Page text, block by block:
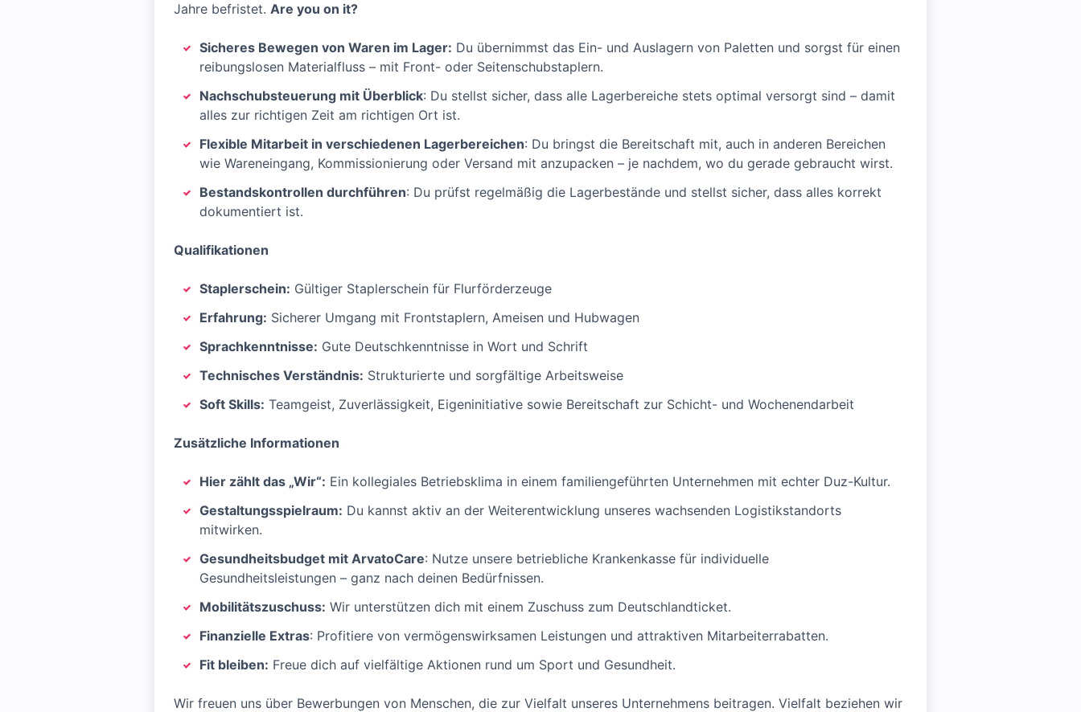
Jahre befristet. Are you on it?
Sicheres Bewegen von Waren im Lager: Du übernimmst das Ein- und Auslagern von Paletten und sorgst für einen
reibungslosen Materialfluss – mit Front- oder Seitenschubstaplern.
Nachschubsteuerung mit Überblick: Du stellst sicher, dass alle Lagerbereiche stets optimal versorgt sind – damit
alles zur richtigen Zeit am richtigen Ort ist.
Flexible Mitarbeit in verschiedenen Lagerbereichen: Du bringst die Bereitschaft mit, auch in anderen Bereichen
wie Wareneingang, Kommissionierung oder Versand mit anzupacken – je nachdem, wo du gerade gebraucht wirst.
Bestandskontrollen durchführen: Du prüfst regelmäßig die Lagerbestände und stellst sicher, dass alles korrekt
dokumentiert ist.
Qualifikationen
Staplerschein: Gültiger Staplerschein für Flurförderzeuge
Erfahrung: Sicherer Umgang mit Frontstaplern, Ameisen und Hubwagen
Sprachkenntnisse: Gute Deutschkenntnisse in Wort und Schrift
Technisches Verständnis: Strukturierte und sorgfältige Arbeitsweise
Soft Skills: Teamgeist, Zuverlässigkeit, Eigeninitiative sowie Bereitschaft zur Schicht- und Wochenendarbeit
Zusätzliche Informationen
Hier zählt das „Wir“: Ein kollegiales Betriebsklima in einem familiengeführten Unternehmen mit echter Duz-Kultur.
Gestaltungsspielraum: Du kannst aktiv an der Weiterentwicklung unseres wachsenden Logistikstandorts
mitwirken.
Gesundheitsbudget mit ArvatoCare: Nutze unsere betriebliche Krankenkasse für individuelle
Gesundheitsleistungen – ganz nach deinen Bedürfnissen.
Mobilitätszuschuss: Wir unterstützen dich mit einem Zuschuss zum Deutschlandticket.
Finanzielle Extras: Profitiere von vermögenswirksamen Leistungen und attraktiven Mitarbeiterrabatten.
Fit bleiben: Freue dich auf vielfältige Aktionen rund um Sport und Gesundheit.
Wir freuen uns über Bewerbungen von Menschen, die zur Vielfalt unseres Unternehmens beitragen. Vielfalt beziehen wir